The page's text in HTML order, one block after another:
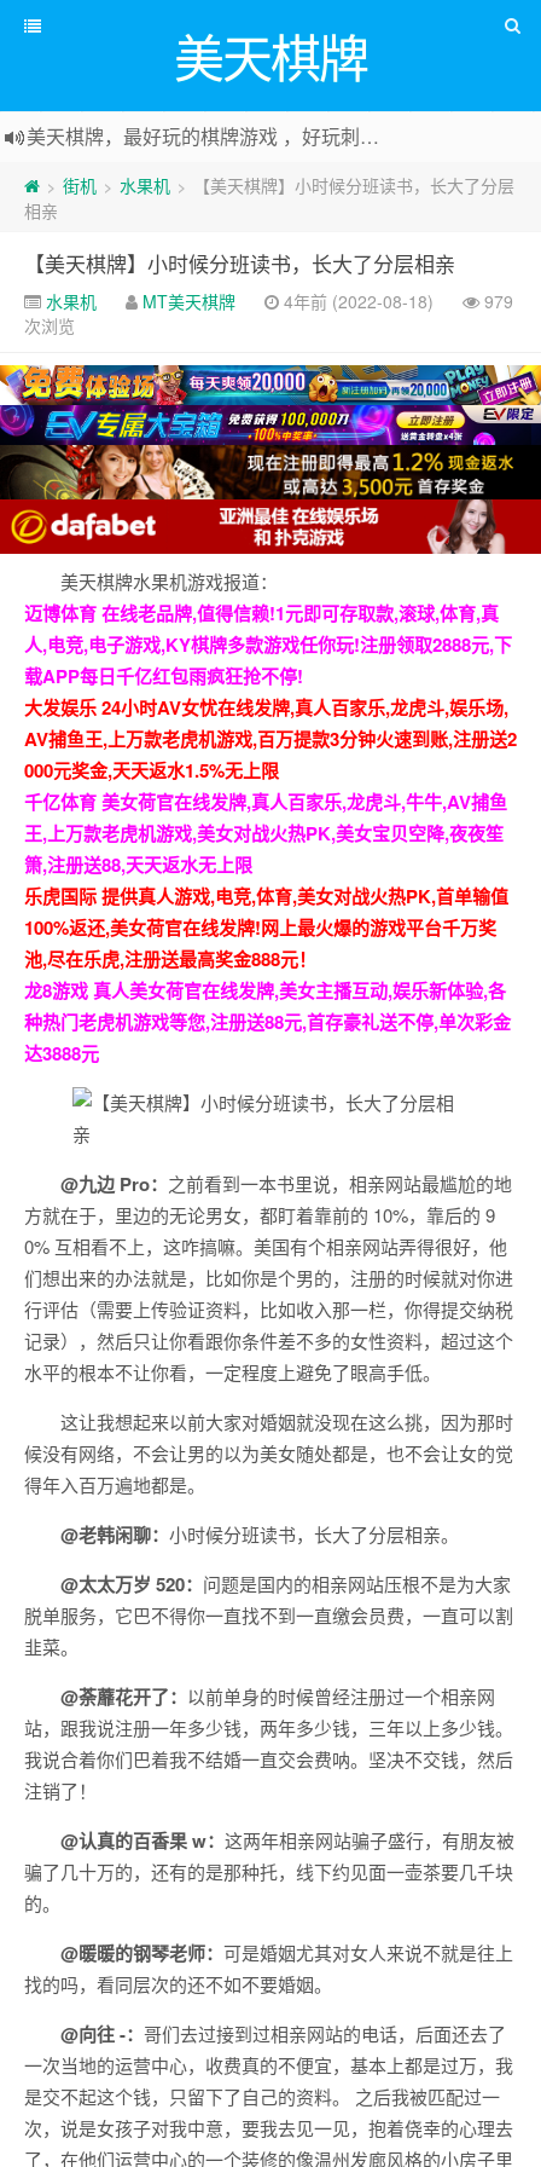
美天棋牌
美天棋牌，最好玩的棋牌游戏 ，好玩刺激可以赚Money，传送门：
> 街机 > 水果机 >
【美天棋牌】小时候分班读书，长大了分层
相亲
【美天棋牌】小时候分班读书，长大了分层相亲
水果机 MT美天棋牌 4年前 (2022-08-18)
979
次浏览
美天棋牌水果机游戏报道：
迈博体育 在线老品牌,值得信赖!1元即可存取款,滚球,体育,真
人,电竞,电子游戏,KY棋牌多款游戏任你玩!注册领取2888元,下
载APP每日千亿红包雨疯狂抢不停!
大发娱乐 24小时AV女忧在线发牌,真人百家乐,龙虎斗,娱乐场,
AV捕鱼王,上万款老虎机游戏,百万提款3分钟火速到账,注册送2
000元奖金,天天返水1.5%无上限
千亿体育 美女荷官在线发牌,真人百家乐,龙虎斗,牛牛,AV捕鱼
王,上万款老虎机游戏,美女对战火热PK,美女宝贝空降,夜夜笙
箫,注册送88,天天返水无上限
乐虎国际 提供真人游戏,电竞,体育,美女对战火热PK,首单输值
100%返还,美女荷官在线发牌!网上最火爆的游戏平台千万奖
池,尽在乐虎,注册送最高奖金888元！
龙8游戏 真人美女荷官在线发牌,美女主播互动,娱乐新体验,各
种热门老虎机游戏等您,注册送88元,首存豪礼送不停,单次彩金
达3888元
@九边 Pro： 之前看到一本书里说，相亲网站最尴尬的地
方就在于，里边的无论男女，都盯着靠前的 10%，靠后的 9
0% 互相看不上，这咋搞嘛。美国有个相亲网站弄得很好，他
们想出来的办法就是，比如你是个男的，注册的时候就对你进
行评估（需要上传验证资料，比如收入那一栏，你得提交纳税
记录），然后只让你看跟你条件差不多的女性资料，超过这个
水平的根本不让你看，一定程度上避免了眼高手低。
这让我想起来以前大家对婚姻就没现在这么挑，因为那时
候没有网络，不会让男的以为美女随处都是，也不会让女的觉
得年入百万遍地都是。
@老韩闲聊： 小时候分班读书，长大了分层相亲。
@太太万岁 520： 问题是国内的相亲网站压根不是为大家
脱单服务，它巴不得你一直找不到一直缴会员费，一直可以割
韭菜。
@荼蘼花开了： 以前单身的时候曾经注册过一个相亲网
站，跟我说注册一年多少钱，两年多少钱，三年以上多少钱。
我说合着你们巴着我不结婚一直交会费呐。坚决不交钱，然后
注销了！
@认真的百香果 w： 这两年相亲网站骗子盛行，有朋友被
骗了几十万的，还有的是那种托，线下约见面一壶茶要几千块
的。
@暖暖的钢琴老师： 可是婚姻尤其对女人来说不就是往上
找的吗，看同层次的还不如不要婚姻。
@向往 -： 哥们去过接到过相亲网站的电话，后面还去了
一次当地的运营中心，收费真的不便宜，基本上都是过万，我
是交不起这个钱，只留下了自己的资料。 之后我被匹配过一
次，说是女孩子对我中意，要我去见一见，抱着侥幸的心理去
了，在他们运营中心的一个装修的像温州发廊风格的小房子里